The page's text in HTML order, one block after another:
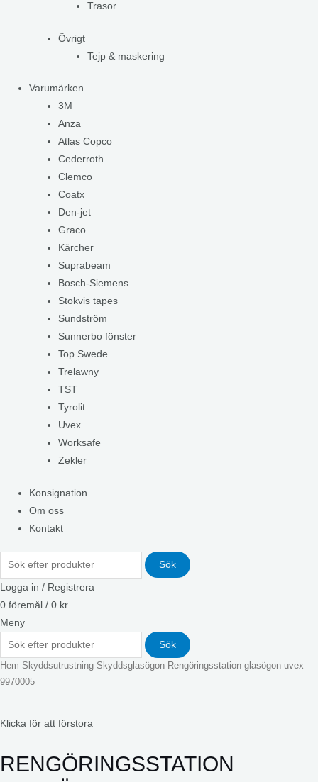
Trasor
Övrigt
Tejp & maskering
Varumärken
3M
Anza
Atlas Copco
Cederroth
Clemco
Coatx
Den-jet
Graco
Kärcher
Suprabeam
Bosch-Siemens
Stokvis tapes
Sundström
Sunnerbo fönster
Top Swede
Trelawny
TST
Tyrolit
Uvex
Worksafe
Zekler
Konsignation
Om oss
Kontakt
Sök
Logga in / Registrera
0 föremål / 0 kr
Meny
Sök
Hem Skyddsutrustning Skyddsglasögon Rengöringsstation glasögon uvex
9970005
Klicka för att förstora
RENGÖRINGSSTATION